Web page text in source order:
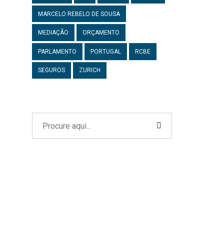
MARCELO REBELO DE SOUSA
MEDIAÇÃO ORÇAMENTO
PARLAMENTO PORTUGAL RCBE
SEGUROS ZURICH